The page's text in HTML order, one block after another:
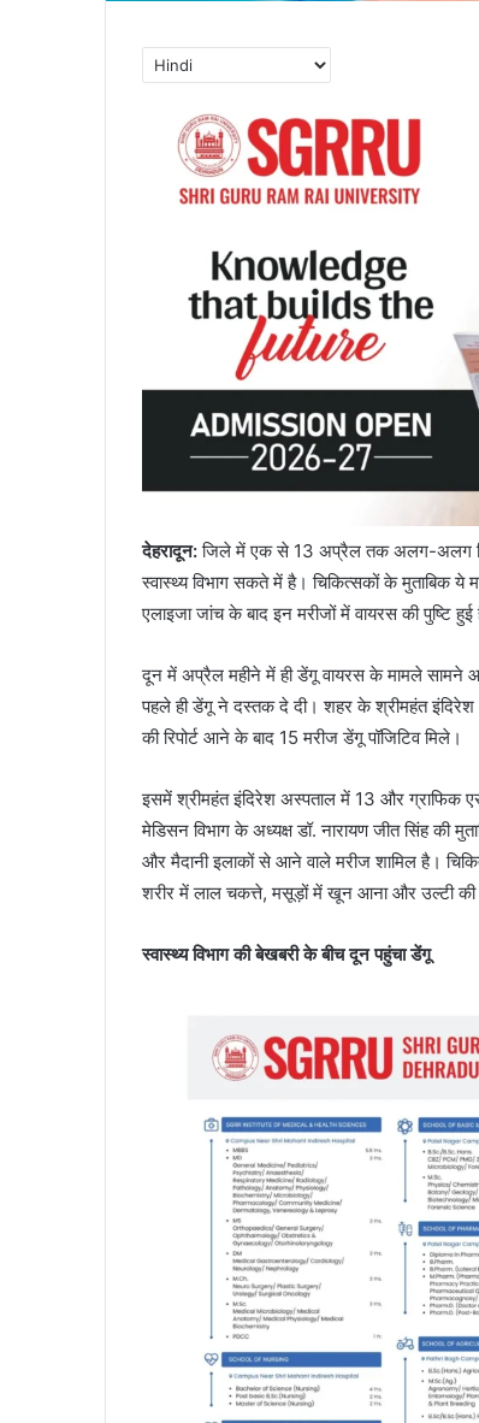
देहरादून:जिले में एक से 13 अप्रैल तक अलग-अलग
स्वास्थ्य विभाग सकते में है। चिकित्सकों के मुताबिक
एलाइजा जांच के बाद इन मरीजों में वायरस की पुष्टि हुई
दून में अप्रैल महीने में ही डेंगू वायरस के मामले सामने
पहले ही डेंगू ने दस्तक दे दी। शहर के श्रीमहंत इंदिरेश
की रिपोर्ट आने के बाद 15 मरीज डेंगू पॉजिटिव मिले।
इसमें श्रीमहंत इंदिरेश अस्पताल में 13 और ग्राफिक
मेडिसन विभाग के अध्यक्ष डॉ. नारायण जीत सिंह की
और मैदानी इलाकों से आने वाले मरीज शामिल है।
शरीर में लाल चकत्ते, मसूड़ों में खून आना और उल्टी की
स्वास्थ्य विभाग की बेखबरी के बीच दून पहुंचा डेंगू